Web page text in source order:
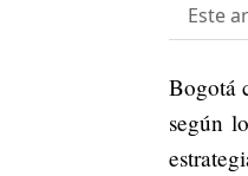
Este
Bogotá
según